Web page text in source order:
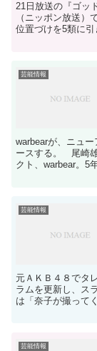
21日放送の『ゴッ
（ニッポン放送
位置づけを5類に
芸能情報
warbearが、ニュ
ースする。 尾崎
クト、warbear。5
芸能情報
元ＡＫＢ４８でタ
ラムを更新し、ス
は「奈子が撮って
芸能情報